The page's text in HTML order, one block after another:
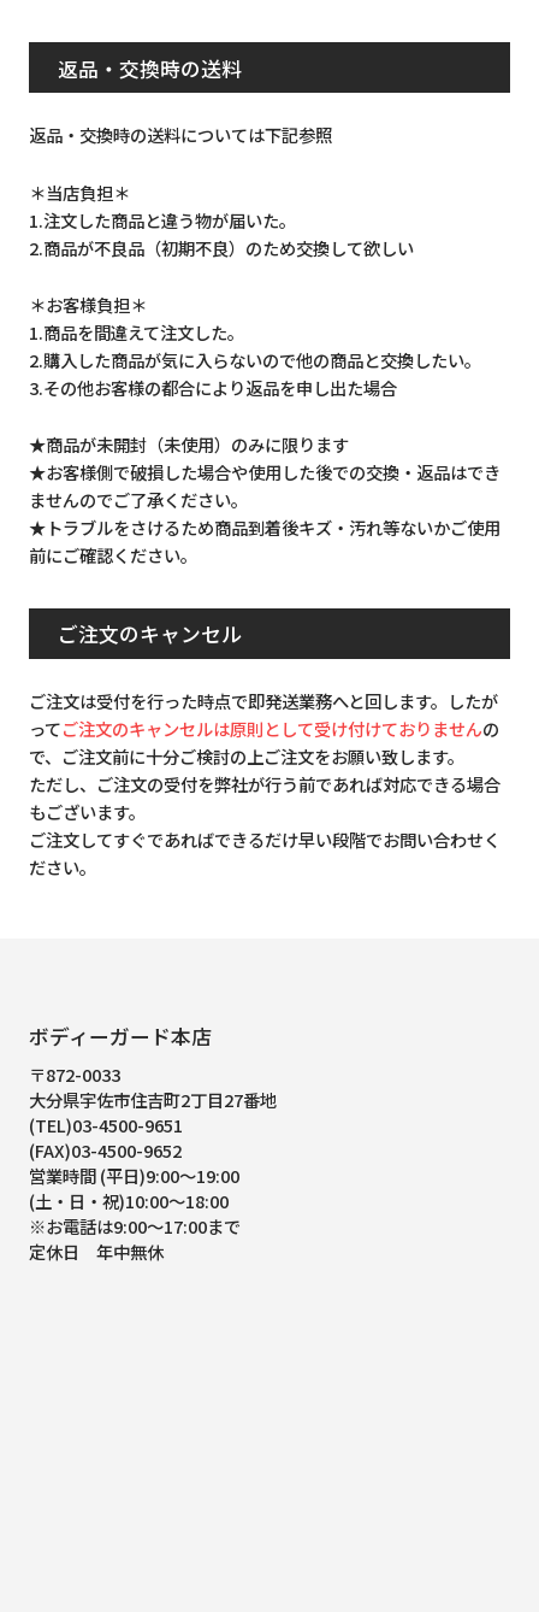
返品・交換時の送料
返品・交換時の送料については下記参照
＊当店負担＊
1.注文した商品と違う物が届いた。
2.商品が不良品（初期不良）のため交換して欲しい
＊お客様負担＊
1.商品を間違えて注文した。
2.購入した商品が気に入らないので他の商品と交換したい。
3.その他お客様の都合により返品を申し出た場合
★商品が未開封（未使用）のみに限ります
★お客様側で破損した場合や使用した後での交換・返品はでき
ませんのでご了承ください。
★トラブルをさけるため商品到着後キズ・汚れ等ないかご使用
前にご確認ください。
ご注文のキャンセル
ご注文は受付を行った時点で即発送業務へと回します。したが
ってご注文のキャンセルは原則として受け付けておりませんの
で、ご注文前に十分ご検討の上ご注文をお願い致します。
ただし、ご注文の受付を弊社が行う前であれば対応できる場合
もございます。
ご注文してすぐであればできるだけ早い段階でお問い合わせく
ださい。
ボディーガード本店
〒872-0033
大分県宇佐市住吉町2丁目27番地
(TEL)03-4500-9651
(FAX)03-4500-9652
営業時間 (平日)9:00～19:00
(土・日・祝)10:00～18:00
※お電話は9:00～17:00まで
定休日 年中無休